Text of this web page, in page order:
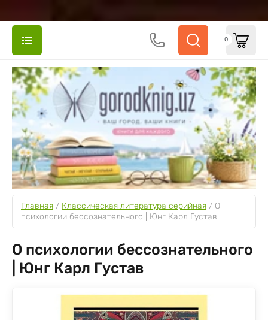
0
Главная / Классическая литература серийная / О
психологии бессознательного | Юнг Карл Густав
О психологии бессознательного
| Юнг Карл Густав